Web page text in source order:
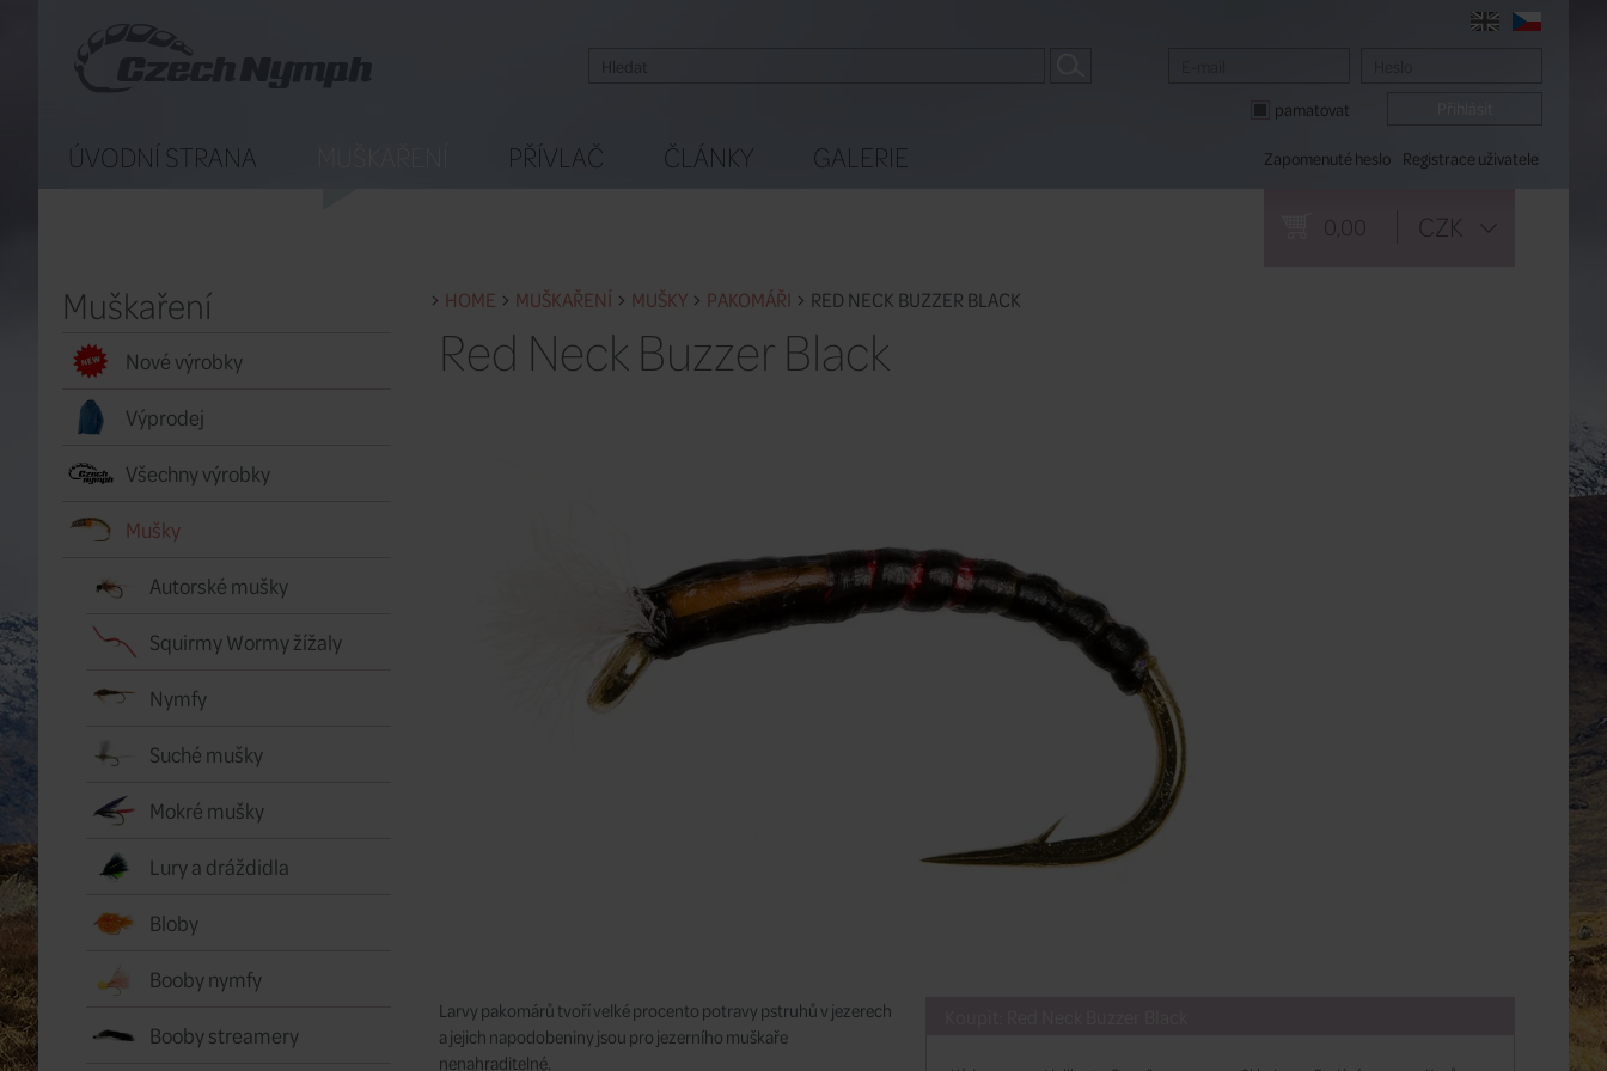
pamatovat
Zapomenuté heslo Registrace uživatele
0,00 CZK
ÚVODNÍ STRANA PŘÍVLAČ ČLÁNKY GALERIE
Muškaření
Nové výrobky
Výprodej
Všechny výrobky
Mušky
Autorské mušky
Squirmy Wormy žížaly
Nymfy
Suché mušky
Mokré mušky
Lury a dráždidla
Bloby
Booby nymfy
Booby streamery
HOME MUŠKAŘENÍ MUŠKY PAKOMÁŘI RED NECK BUZZER BLACK
Red Neck Buzzer Black
Larvy pakomárů tvoří velké procento potravy pstruhů v jezerech
a jejich napodobeniny jsou pro jezerního muškaře
nenahraditelné.